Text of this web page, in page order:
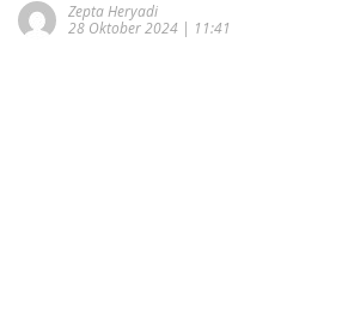
Zepta Heryadi
28 Oktober 2024 | 11:41